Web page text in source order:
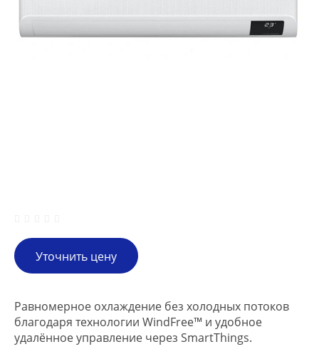
Уточнить цену
Равномерное охлаждение без холодных потоков
благодаря технологии WindFree™ и удобное
удалённое управление через SmartThings.